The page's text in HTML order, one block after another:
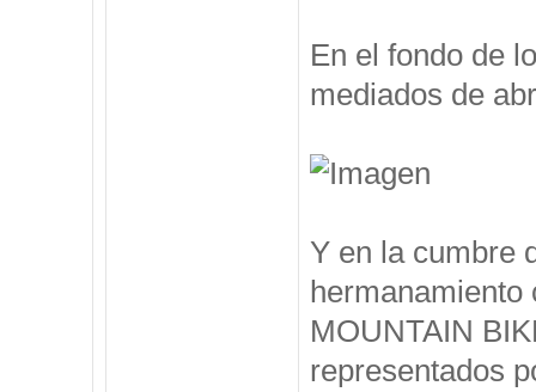
En el fondo de
mediados de
Y en la cumbre
hermanamiento
MOUNTAIN
representados